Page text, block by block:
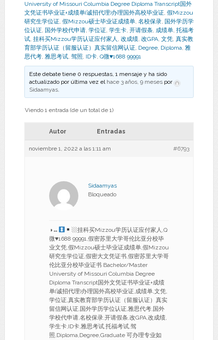
University of Missouri Columbia Degree Diploma Transcript国外
文凭证书毕业证+成绩单(诚招代理)办理国外高校毕业证, 假Mizzou
研究生学位证, 假Mizzou硕士毕业证成绩单, 名校保录, 国外学历学
位认证, 国外学校代申请, 学位证, 学生卡, 开请假条, 成绩单, 托福考
试, 挂科买Mizzou学历认证应付家人 , 改成绩, 改GPA, 文凭, 真实教
育部学历认证（留服认证）真实留信网认证, Degree, Diploma, 雅
思代考, 雅思考试, 驾照, ID卡, Q微♥1688 99991
Este debate tiene 0 respuestas, 1 mensaje y ha sido
actualizado por última vez el hace 3 años, 9 meses por
Sidaamyas.
Viendo 1 entrada (de un total de 1)
Autor Entradas
noviembre 1, 2022 a las 1:11 am #6793
Sidaamyas
Bloqueado
◑↔
▧挂科买Mizzou学历认证应付家人,Q
微♥1688 99991,假密苏里大学哥伦比亚分校毕
业文凭,假Mizzou硕士毕业证成绩单,假Mizzou
研究生学位证,假密大文凭证书,假密苏里大学哥
伦比亚分校毕业证书 Bachelor/Master
University of Missouri Columbia Degree
Diploma Transcript国外文凭证书毕业证+成绩
单(诚招代理)办理国外高校毕业证,成绩单,文凭,
学位证,真实教育部学历认证（留服认证）真实
留信网认证,国外学历学位认证,雅思代考,国外
学校代申请,名校保录,开请假条,改GPA,改成绩,
学生卡,ID卡,雅思考试,托福考试,驾
照,Diploma,Degree,Graduate 可办理专业如